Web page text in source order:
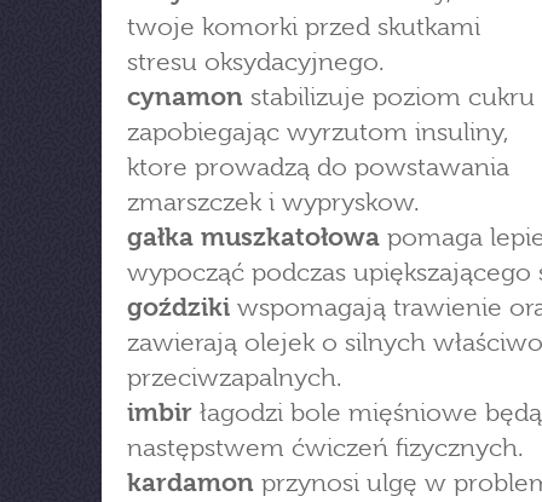
twoje komorki przed skutkami
stresu oksydacyjnego.
cynamon stabilizuje poziom
zapobiegając wyrzutom insuliny,
ktore prowadzą do powstawania
zmarszczek i wypryskow.
gałka muszkatołowa pomaga
wypocząć podczas upiększającego
goździki wspomagają trawienie
zawierają olejek o silnych
przeciwzapalnych.
imbir łagodzi bole mięśniowe
następstwem ćwiczeń fizycznych.
kardamon przynosi ulgę w